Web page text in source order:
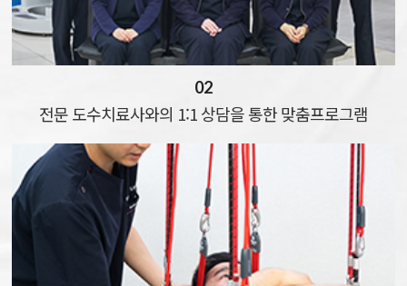
02
전문 도수치료사와의 1:1 상담을 통한 맞춤프로그램